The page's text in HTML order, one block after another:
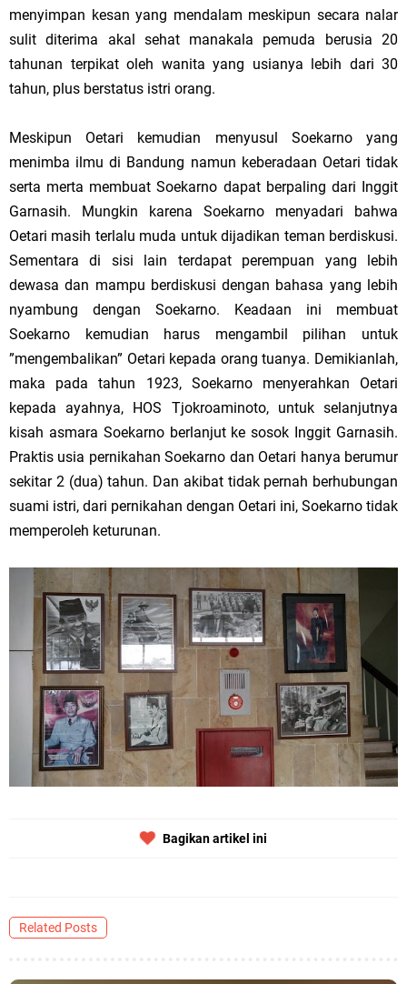
menyimpan kesan yang mendalam meskipun secara nalar
sulit diterima akal sehat manakala pemuda berusia 20
tahunan terpikat oleh wanita yang usianya lebih dari 30
tahun, plus berstatus istri orang.
Meskipun Oetari kemudian menyusul Soekarno yang
menimba ilmu di Bandung namun keberadaan Oetari tidak
serta merta membuat Soekarno dapat berpaling dari Inggit
Garnasih. Mungkin karena Soekarno menyadari bahwa
Oetari masih terlalu muda untuk dijadikan teman berdiskusi.
Sementara di sisi lain terdapat perempuan yang lebih
dewasa dan mampu berdiskusi dengan bahasa yang lebih
nyambung dengan Soekarno. Keadaan ini membuat
Soekarno kemudian harus mengambil pilihan untuk
”mengembalikan” Oetari kepada orang tuanya. Demikianlah,
maka pada tahun 1923, Soekarno menyerahkan Oetari
kepada ayahnya, HOS Tjokroaminoto, untuk selanjutnya
kisah asmara Soekarno berlanjut ke sosok Inggit Garnasih.
Praktis usia pernikahan Soekarno dan Oetari hanya berumur
sekitar 2 (dua) tahun. Dan akibat tidak pernah berhubungan
suami istri, dari pernikahan dengan Oetari ini, Soekarno tidak
memperoleh keturunan.
Bagikan artikel ini
Related Posts